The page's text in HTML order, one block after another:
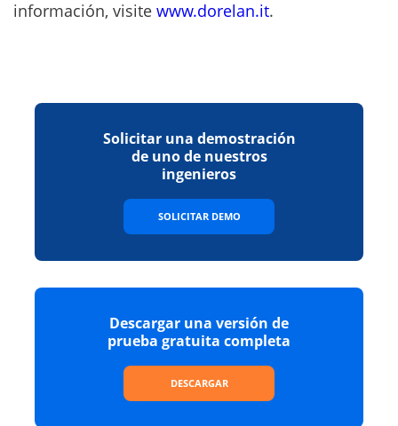
información, visite www.dorelan.it.
Solicitar una demostración
de uno de nuestros
ingenieros
SOLICITAR DEMO
Descargar una versión de
prueba gratuita completa
DESCARGAR